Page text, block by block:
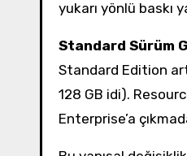
yukarı yönlü baskı
Standard Sürüm
Standard Edition
128 GB idi).
Enterprise’a